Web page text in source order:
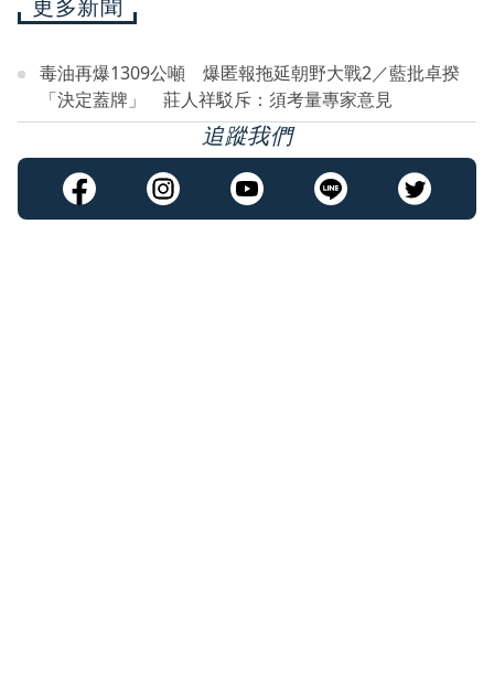
更多新聞
毒油再爆1309公噸 爆匿報拖延朝野大戰2／藍批卓揆
「決定蓋牌」 莊人祥駁斥：須考量專家意見
追蹤我們